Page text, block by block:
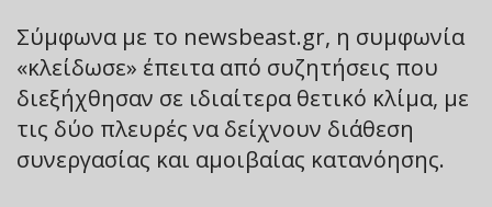
Σύμφωνα με το newsbeast.gr, η συμφωνία
«κλείδωσε» έπειτα από συζητήσεις που
διεξήχθησαν σε ιδιαίτερα θετικό κλίμα, με
τις δύο πλευρές να δείχνουν διάθεση
συνεργασίας και αμοιβαίας κατανόησης.